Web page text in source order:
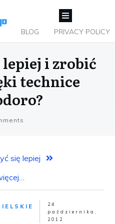
BLOG PRIVACY POLICY
lepiej i zrobić
technice
się lepiej
24
października,
2012